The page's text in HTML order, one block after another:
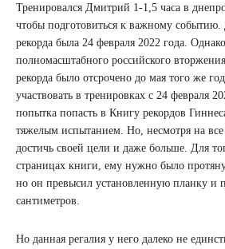
Тренировался Дмитрий 1-1,5 часа в
чтобы подготовиться к важному событию.
рекорда была 24 февраля 2022 года.
полномасштабного российского
рекорда было отсрочено до мая того же
участвовать в тренировках с 24 февраля
попытка попасть в Книгу рекордов
тяжелым испытанием. Но, несмотря на все
достичь своей цели и даже больше. Для
страницах книги, ему нужно было
но он превысил установленную планку и
сантиметров.
Но данная регалия у него далеко не